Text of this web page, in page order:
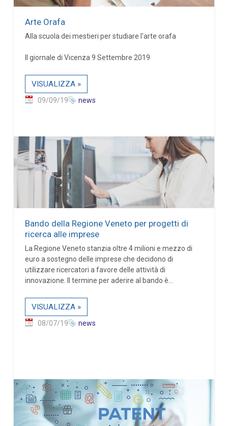
Arte Orafa
Alla scuola dei mestieri per studiare l'arte orafa
Il giornale di Vicenza 9 Settembre 2019
VISUALIZZA »
09/09/19 news
Bando della Regione Veneto per progetti di
ricerca alle imprese
La Regione Veneto stanzia oltre 4 milioni e mezzo di
euro a sostegno delle imprese che decidono di
utilizzare ricercatori a favore delle attività di
innovazione. Il termine per aderire al bando è...
VISUALIZZA »
08/07/19 news